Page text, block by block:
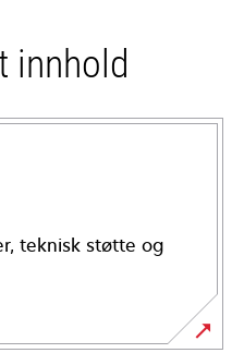
innhold
teknisk støtte og